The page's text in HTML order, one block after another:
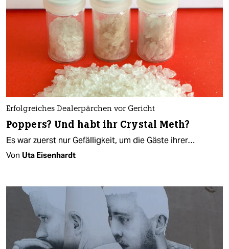
Erfolgreiches Dealerpärchen vor Gericht
Poppers? Und habt ihr Crystal Meth?
Es war zuerst nur Gefälligkeit, um die Gäste ihrer…
Von Uta Eisenhardt